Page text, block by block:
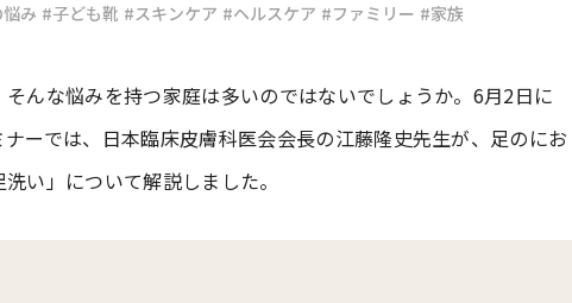
み #子ども靴 #スキンケア #ヘルスケア #ファミリー #家族
そんな悩みを持つ家庭は多いのではないでしょうか。6月2日に
ーでは、日本臨床皮膚科医会会長の江藤隆史先生が、足のにお
い」について解説しました。